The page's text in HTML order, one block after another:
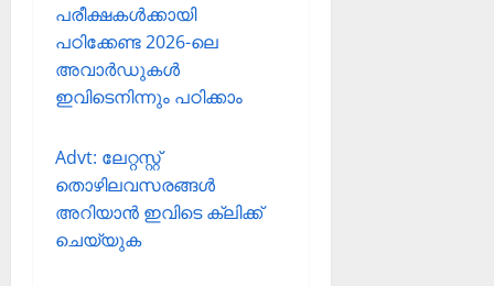
പരീക്ഷകള്‍ക്കായി
പഠിക്കേണ്ട 2026-ലെ
അവാര്‍ഡുകള്‍
ഇവിടെനിന്നും പഠിക്കാം
Advt: ലേറ്റസ്റ്റ്
തൊഴിലവസരങ്ങള്‍
അറിയാന്‍ ഇവിടെ ക്ലിക്ക്
ചെയ്യുക